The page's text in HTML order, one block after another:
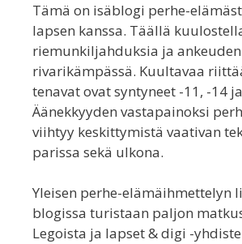
Tämä on isäblogi perhe-
lapsen kanssa. Täällä
riemunkiljahduksia ja
rivarikämpässä. Kuultavaa
tenavat ovat syntyneet -11, -14
Äänekkyyden vastapainoksi
viihtyy keskittymistä vaativan
parissa sekä ulkona.
Yleisen perhe-elämäihmettelyn
blogissa turistaan paljon
Legoista ja lapset & digi -